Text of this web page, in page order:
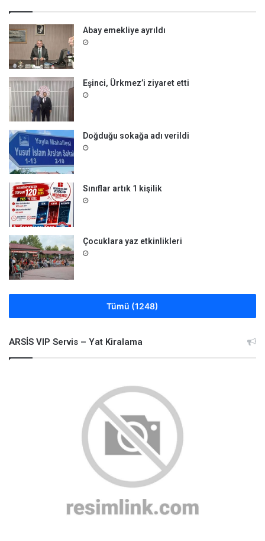
Abay emekliye ayrıldı
Eşinci, Ürkmez’i ziyaret etti
Doğduğu sokağa adı verildi
Sınıflar artık 1 kişilik
Çocuklara yaz etkinlikleri
Tümü (1248)
ARSİS VIP Servis – Yat Kiralama